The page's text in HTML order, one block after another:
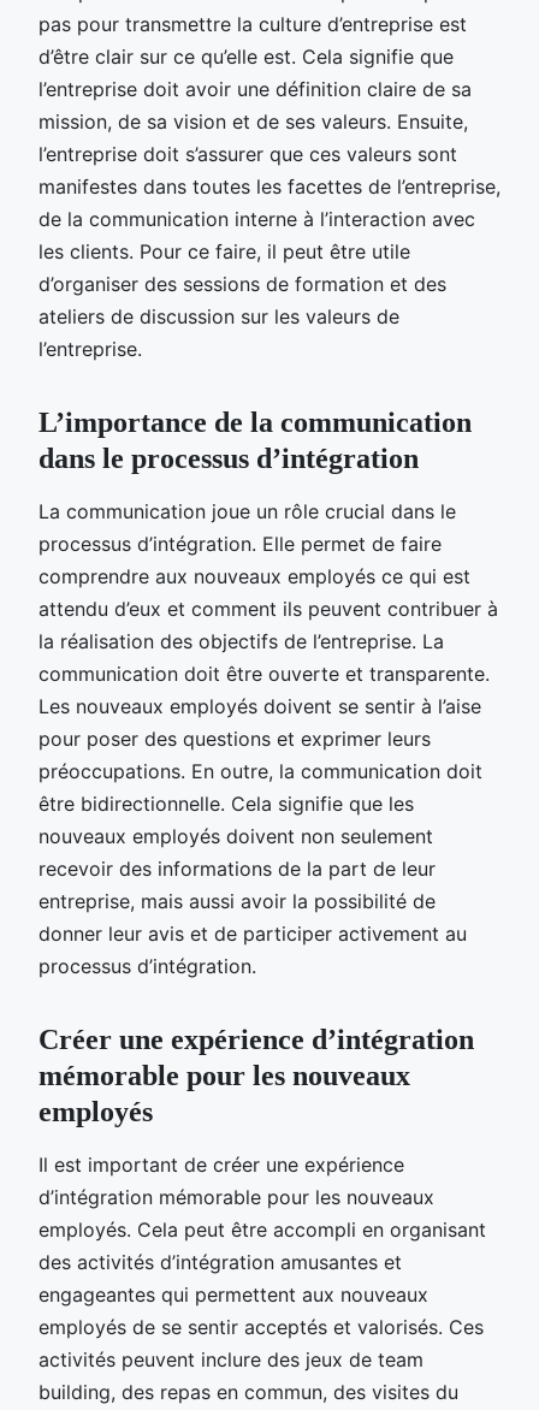
pas pour transmettre la culture d’entreprise est
d’être clair sur ce qu’elle est. Cela signifie que
l’entreprise doit avoir une définition claire de sa
mission, de sa vision et de ses valeurs. Ensuite,
l’entreprise doit s’assurer que ces valeurs sont
manifestes dans toutes les facettes de l’entreprise,
de la communication interne à l’interaction avec
les clients. Pour ce faire, il peut être utile
d’organiser des sessions de formation et des
ateliers de discussion sur les valeurs de
l’entreprise.
L’importance de la communication
dans le processus d’intégration
La communication joue un rôle crucial dans le
processus d’intégration. Elle permet de faire
comprendre aux nouveaux employés ce qui est
attendu d’eux et comment ils peuvent contribuer à
la réalisation des objectifs de l’entreprise. La
communication doit être ouverte et transparente.
Les nouveaux employés doivent se sentir à l’aise
pour poser des questions et exprimer leurs
préoccupations. En outre, la communication doit
être bidirectionnelle. Cela signifie que les
nouveaux employés doivent non seulement
recevoir des informations de la part de leur
entreprise, mais aussi avoir la possibilité de
donner leur avis et de participer activement au
processus d’intégration.
Créer une expérience d’intégration
mémorable pour les nouveaux
employés
Il est important de créer une expérience
d’intégration mémorable pour les nouveaux
employés. Cela peut être accompli en organisant
des activités d’intégration amusantes et
engageantes qui permettent aux nouveaux
employés de se sentir acceptés et valorisés. Ces
activités peuvent inclure des jeux de team
building, des repas en commun, des visites du